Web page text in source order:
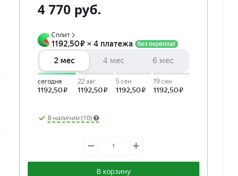
4 770 руб.
В наличии (10)
В корзину